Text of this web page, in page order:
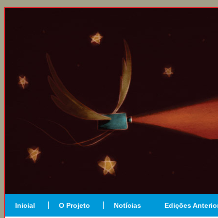
Inicial O Projeto Notícias Edições